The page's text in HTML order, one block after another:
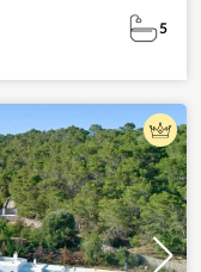
5